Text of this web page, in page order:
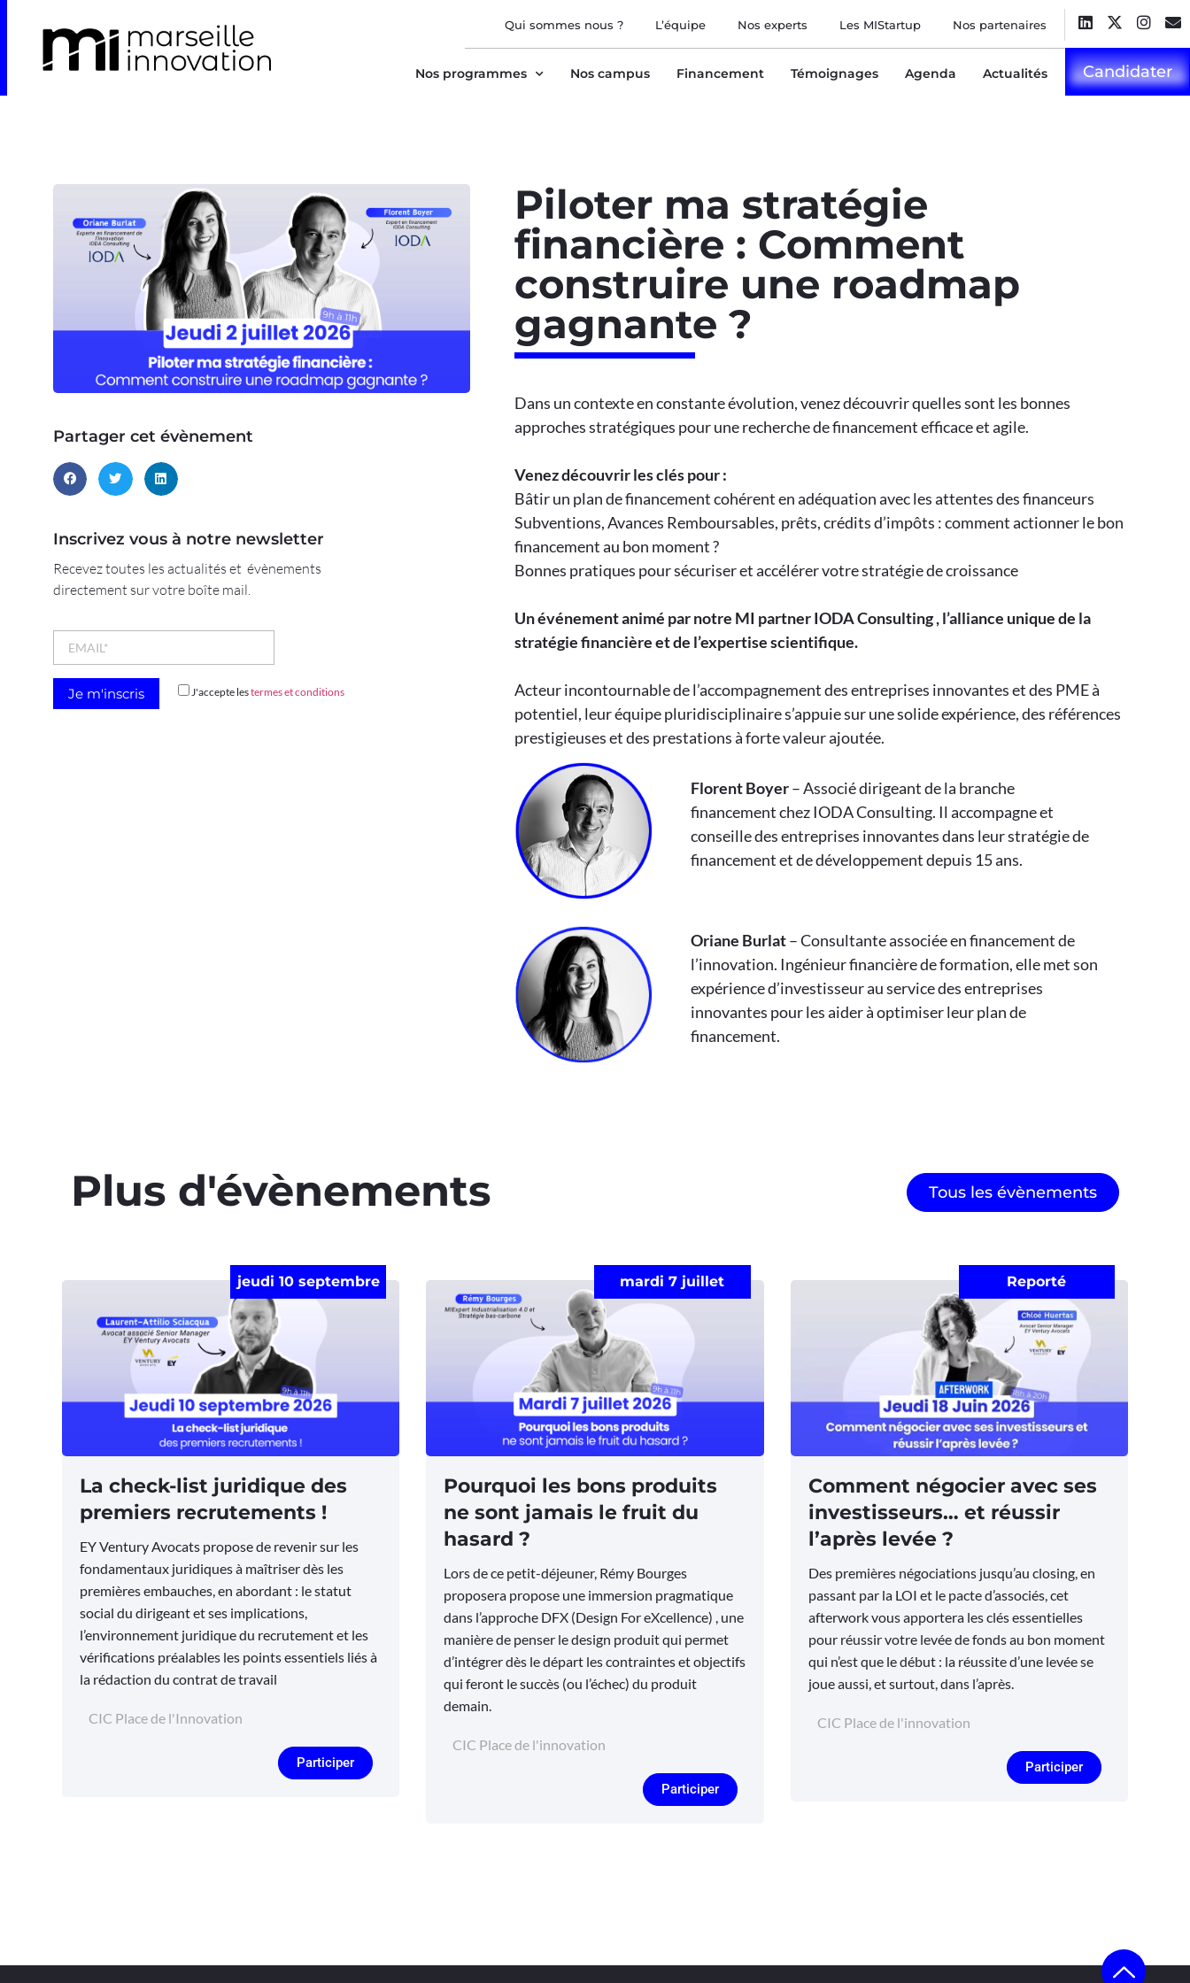
Qui sommes nous ? L’équipe Nos experts Les MIStartup Nos partenaires
Nos programmes Nos campus Financement Témoignages Agenda Actualités Candidater
Partager cet évènement
Inscrivez vous à notre newsletter
Recevez toutes les actualités et évènements
directement sur votre boîte mail.
J'accepte lestermes et conditions
Piloter ma stratégie
financière : Comment
construire une roadmap
gagnante ?
Dans un contexte en constante évolution, venez découvrir quelles sont les bonnes
approches stratégiques pour une recherche de financement efficace et agile.
Venez découvrir les clés pour :
Bâtir un plan de financement cohérent en adéquation avec les attentes des financeurs
Subventions, Avances Remboursables, prêts, crédits d’impôts : comment actionner le bon
financement au bon moment ?
Bonnes pratiques pour sécuriser et accélérer votre stratégie de croissance
Un événement animé par notre MI partner IODA Consulting , l’alliance unique de la
stratégie financière et de l’expertise scientifique.
Acteur incontournable de l’accompagnement des entreprises innovantes et des PME à
potentiel, leur équipe pluridisciplinaire s’appuie sur une solide expérience, des références
prestigieuses et des prestations à forte valeur ajoutée.
Florent Boyer– Associé dirigeant de la branche
financement chez IODA Consulting. Il accompagne et
conseille des entreprises innovantes dans leur stratégie de
financement et de développement depuis 15 ans.
Oriane Burlat– Consultante associée en financement de
l’innovation. Ingénieur financière de formation, elle met son
expérience d’investisseur au service des entreprises
innovantes pour les aider à optimiser leur plan de
financement.
Plus d'évènements​ Tous les évènements
jeudi 10 septembre
La check-list juridique des
premiers recrutements !
EY Ventury Avocats propose de revenir sur les
fondamentaux juridiques à maîtriser dès les
premières embauches, en abordant : le statut
social du dirigeant et ses implications,
l’environnement juridique du recrutement et les
vérifications préalables les points essentiels liés à
la rédaction du contrat de travail
CIC Place de l'Innovation
Participer
mardi 7 juillet
Pourquoi les bons produits
ne sont jamais le fruit du
hasard ?
Lors de ce petit-déjeuner, Rémy Bourges
proposera propose une immersion pragmatique
dans l’approche DFX (Design For eXcellence) , une
manière de penser le design produit qui permet
d’intégrer dès le départ les contraintes et objectifs
qui feront le succès (ou l’échec) du produit
demain.
CIC Place de l'innovation
Participer
Reporté
Comment négocier avec ses
investisseurs… et réussir
l’après levée ?
Des premières négociations jusqu’au closing, en
passant par la LOI et le pacte d’associés, cet
afterwork vous apportera les clés essentielles
pour réussir votre levée de fonds au bon moment
qui n’est que le début : la réussite d’une levée se
joue aussi, et surtout, dans l’après.
CIC Place de l'innovation
Participer